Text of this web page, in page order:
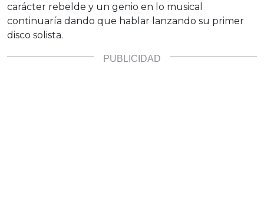
carácter rebelde y un genio en lo musical
continuaría dando que hablar lanzando su primer
disco solista.